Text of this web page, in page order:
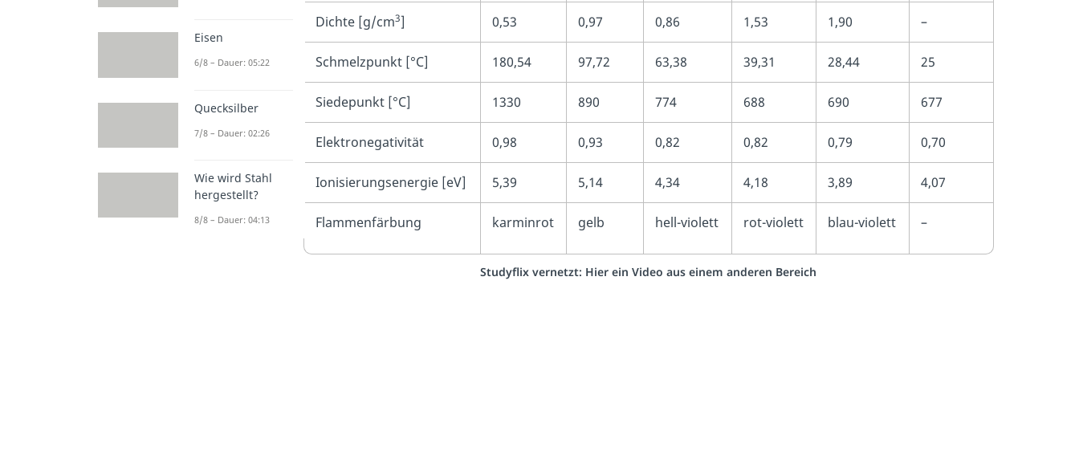
Dichte [g/cm3] 0,53 0,97 0,86 1,53 1,90 –
Schmelzpunkt [°C] 180,54 97,72 63,38 39,31 28,44 25
Siedepunkt [°C] 1330 890 774 688 690 677
Elektronegativität 0,98 0,93 0,82 0,82 0,79 0,70
Ionisierungsenergie [eV] 5,39 5,14 4,34 4,18 3,89 4,07
Flammenfärbung karminrot gelb hell-violett rot-violett blau-violett –
Studyflix vernetzt: Hier ein Video aus einem anderen Bereich
Eisen
6/8 – Dauer: 05:22
Quecksilber
7/8 – Dauer: 02:26
Wie wird Stahl
hergestellt?
8/8 – Dauer: 04:13